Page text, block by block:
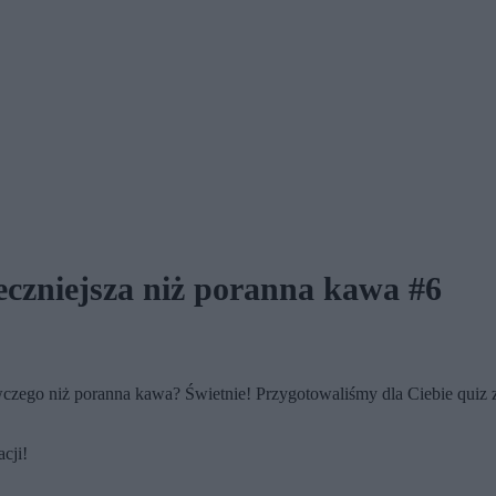
niż poranna kawa #6
niż poranna kawa? Świetnie! Przygotowaliśmy dla Ciebie